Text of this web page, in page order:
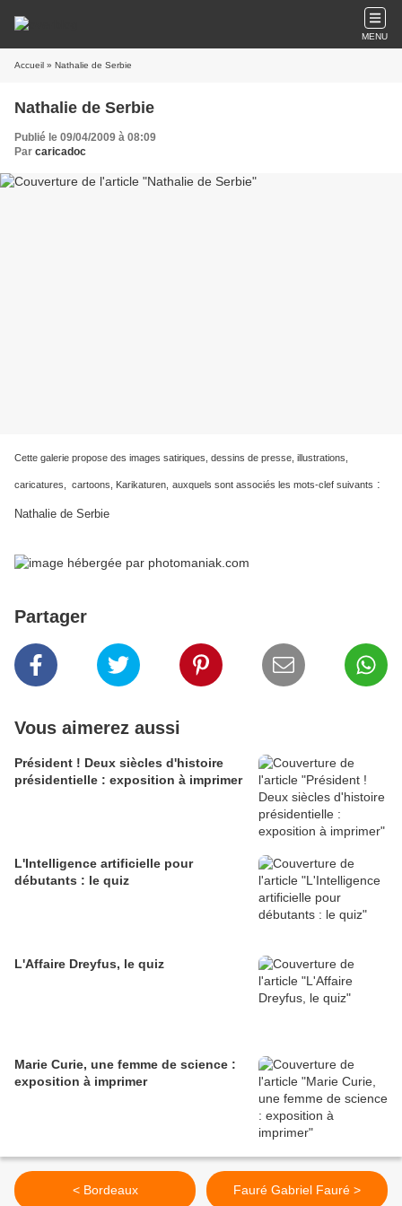
MENU
Accueil » Nathalie de Serbie
Nathalie de Serbie
Publié le 09/04/2009 à 08:09
Par caricadoc
Cette galerie propose des images satiriques, dessins de presse, illustrations,
caricatures, cartoons, Karikaturen, auxquels sont associés les mots-clef suivants :
Nathalie de Serbie
Partager
Vous aimerez aussi
Président ! Deux siècles d'histoire
présidentielle : exposition à imprimer
L'Intelligence artificielle pour
débutants : le quiz
L'Affaire Dreyfus, le quiz
Marie Curie, une femme de science :
exposition à imprimer
< Bordeaux Fauré Gabriel Fauré >